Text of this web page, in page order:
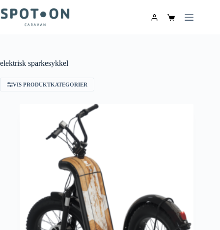
elektrisk sparkesykkel
VIS PRODUKTKATEGORIER